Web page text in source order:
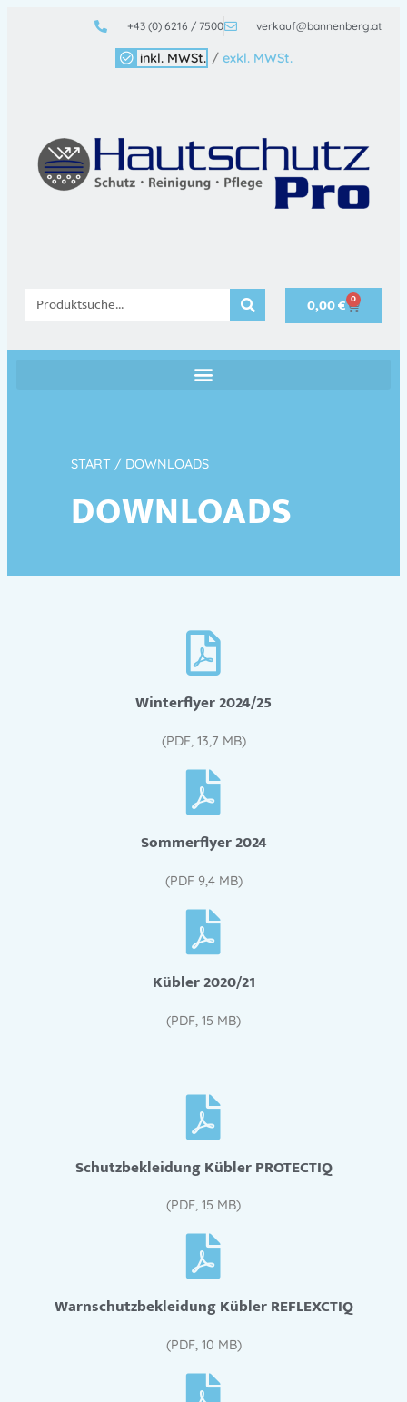
+43 (0) 6216 / 7500 verkauf@bannenberg.at
inkl. MWSt. / exkl. MWSt.
0,00€ 0
START / DOWNLOADS
DOWNLOADS
Winterflyer 2024/25
(PDF, 13,7 MB)
Sommerflyer 2024
(PDF 9,4 MB)
Kübler 2020/21
(PDF, 15 MB)
Schutzbekleidung Kübler PROTECTIQ
(PDF, 15 MB)
Warnschutzbekleidung Kübler REFLEXCTIQ
(PDF, 10 MB)